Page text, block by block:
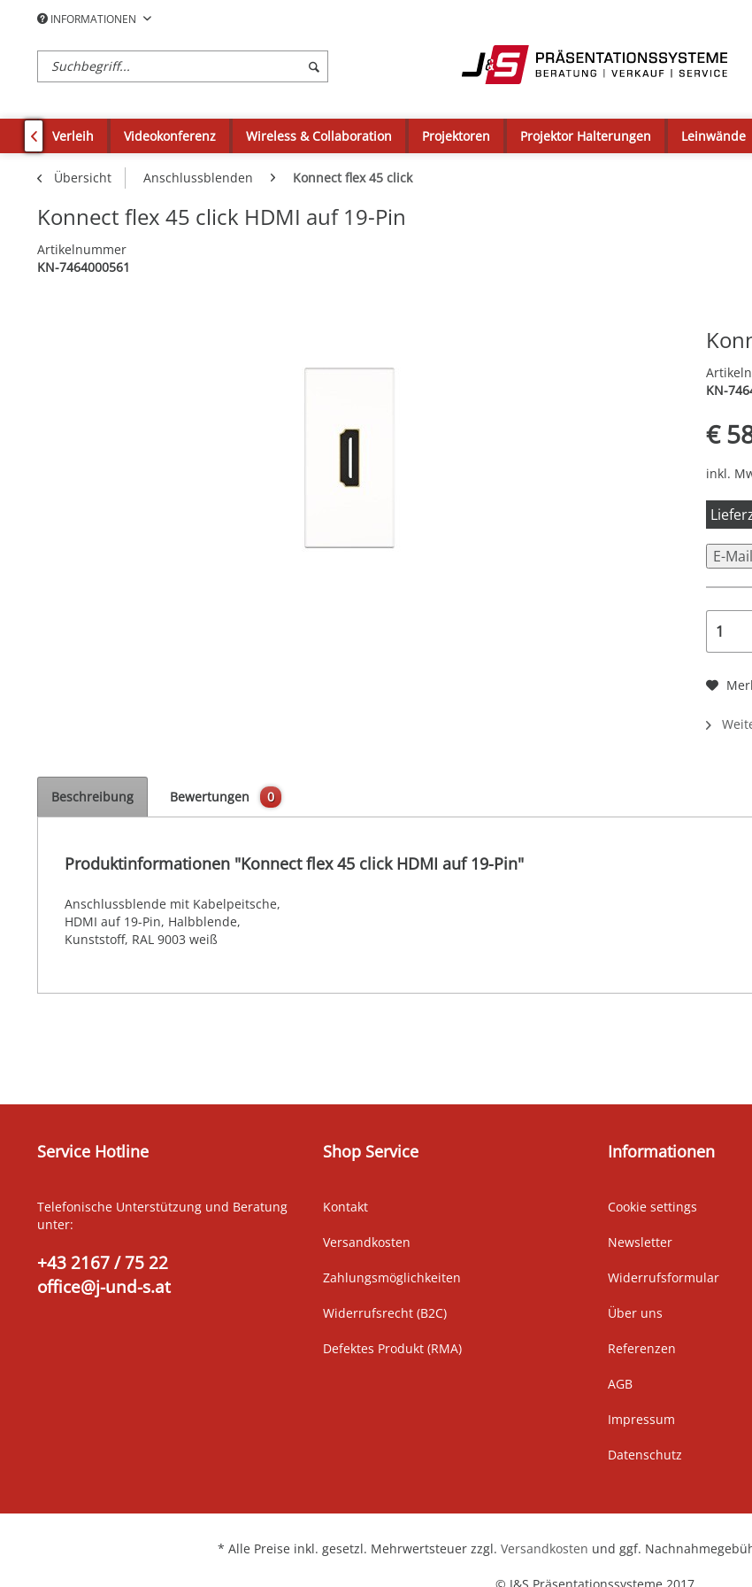
INFORMATIONEN
Verleih Videokonferenz Wireless & Collaboration Projektoren Projektor Halterungen Leinwände

Übersicht Anschlussblenden Konnect flex 45 click
Konnect flex 45 click HDMI auf 19-Pin
Artikelnummer
KN-7464000561
KN-
€
inkl.
E-Mail
Beschreibung Bewertungen 0
Produktinformationen "Konnect flex 45 click HDMI auf 19-Pin"
Anschlussblende mit Kabelpeitsche,
HDMI auf 19-Pin, Halbblende,
Kunststoff, RAL 9003 weiß
Service Hotline
Telefonische Unterstützung und Beratung
unter:
+43 2167 / 75 22
office@j-und-s.at
Shop Service
Kontakt
Versandkosten
Zahlungsmöglichkeiten
Widerrufsrecht (B2C)
Defektes Produkt (RMA)
Informationen
Cookie settings
Newsletter
Widerrufsformular
Über uns
Referenzen
AGB
Impressum
Datenschutz
* Alle Preise inkl. gesetzl. Mehrwertsteuer zzgl. Versandkosten und ggf.